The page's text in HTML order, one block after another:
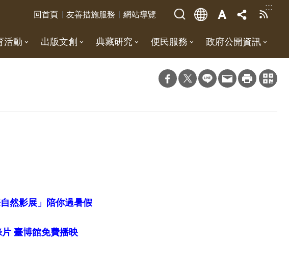
:::
回首頁 友善措施服務 網站導覽
活動 出版文創 典藏研究 便民服務 政府公開資訊
然影展」陪你過暑假
臺博館免費播映